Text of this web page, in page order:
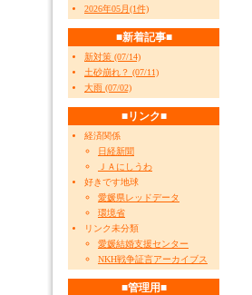
2026年05月(1件)
■新着記事■
新対策 (07/14)
土砂崩れ？ (07/11)
大雨 (07/02)
■リンク■
経済関係
日経新聞
ＪＡにしうわ
好きです地球
愛媛県レッドデータ
環境省
リンク未分類
愛媛結婚支援センター
NKH戦争証言アーカイブス
■管理用■